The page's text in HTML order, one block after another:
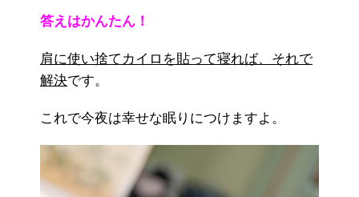
答えはかんたん！
肩に使い捨てカイロを貼って寝れば、それで
解決です。
これで今夜は幸せな眠りにつけますよ。